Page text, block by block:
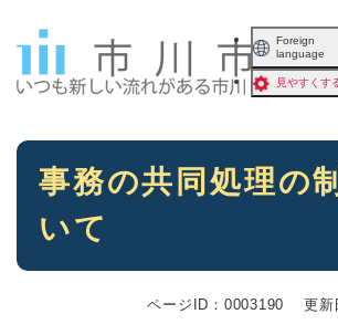
Foreign
language
見やすくす
本
事務の共同処理の
いて
ページID：0003190 更新